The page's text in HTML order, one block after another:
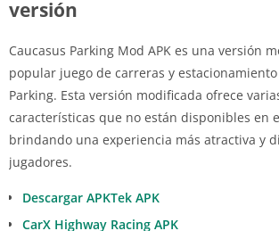
versión
Caucasus Parking Mod APK es una versión
popular juego de carreras y estacionamiento
Parking. Esta versión modificada ofrece
características que no están disponibles en
brindando una experiencia más atractiva y
jugadores.
Descargar APKTek APK
CarX Highway Racing APK